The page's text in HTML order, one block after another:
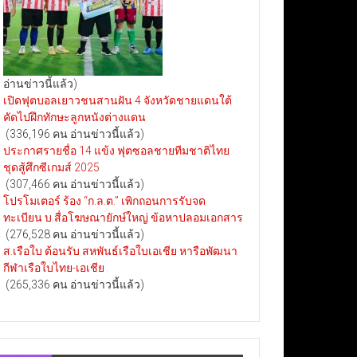
อ่านข่าวนี้แล้ว)
เปิดฟุตบอลเยาวชนสานฝัน 4 จังหวัดชายแดนใต้
คัดไปฝึกทักษะลูกหนังต่างแดน
(336,196 คน อ่านข่าวนี้แล้ว)
ประกาศรายชื่อ 14 แข้ง ฟุตซอลชายทีมชาติไทย
ชุดสู้ศึกซีเกมส์ 2025
(307,466 คน อ่านข่าวนี้แล้ว)
โปรโมเตอร์ ร้อง “ก.ล.ต.” เพิกถอนการรับจด
ทะเบียน บ.สื่อโฆษณายักษ์ใหญ่ ข้อหาปลอมเอกสาร
(276,528 คน อ่านข่าวนี้แล้ว)
ส.เรือใบ ต้อนรับ สหพันธ์เรือใบเอเชีย หารือพัฒนา
กีฬาเรือใบไทย-เอเชีย
(265,336 คน อ่านข่าวนี้แล้ว)